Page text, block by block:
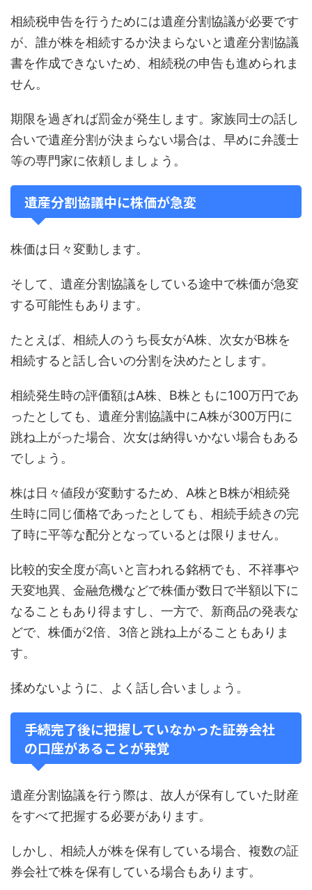
相続税申告を行うためには遺産分割協議が必要です
が、誰が株を相続するか決まらないと遺産分割協議
書を作成できないため、相続税の申告も進められま
せん。
期限を過ぎれば罰金が発生します。家族同士の話し
合いで遺産分割が決まらない場合は、早めに弁護士
等の専門家に依頼しましょう。
遺産分割協議中に株価が急変
株価は日々変動します。
そして、遺産分割協議をしている途中で株価が急変
する可能性もあります。
たとえば、相続人のうち長女がA株、次女がB株を
相続すると話し合いの分割を決めたとします。
相続発生時の評価額はA株、B株ともに100万円であ
ったとしても、遺産分割協議中にA株が300万円に
跳ね上がった場合、次女は納得いかない場合もある
でしょう。
株は日々値段が変動するため、A株とB株が相続発
生時に同じ価格であったとしても、相続手続きの完
了時に平等な配分となっているとは限りません。
比較的安全度が高いと言われる銘柄でも、不祥事や
天変地異、金融危機などで株価が数日で半額以下に
なることもあり得ますし、一方で、新商品の発表な
どで、株価が2倍、3倍と跳ね上がることもありま
す。
揉めないように、よく話し合いましょう。
手続完了後に把握していなかった証券会社
の口座があることが発覚
遺産分割協議を行う際は、故人が保有していた財産
をすべて把握する必要があります。
しかし、相続人が株を保有している場合、複数の証
券会社で株を保有している場合もあります。